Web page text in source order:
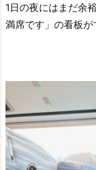
1日の夜にはまだ余
満席です」の看板が